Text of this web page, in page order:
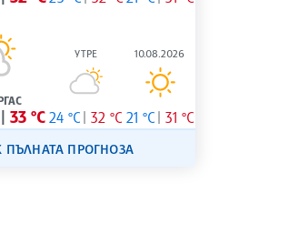
33 °C
УТРЕ
24 °C 32 °C
10.08.2026
21 °C 31 °C
ПЪЛНАТА ПРОГНОЗА